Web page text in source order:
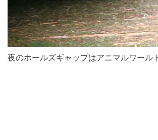
夜のホールズギャップはアニマルワール